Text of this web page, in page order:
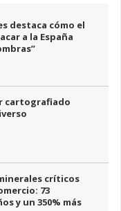
destaca cómo el
a la España
cartografiado
críticos
73
y un 350% más